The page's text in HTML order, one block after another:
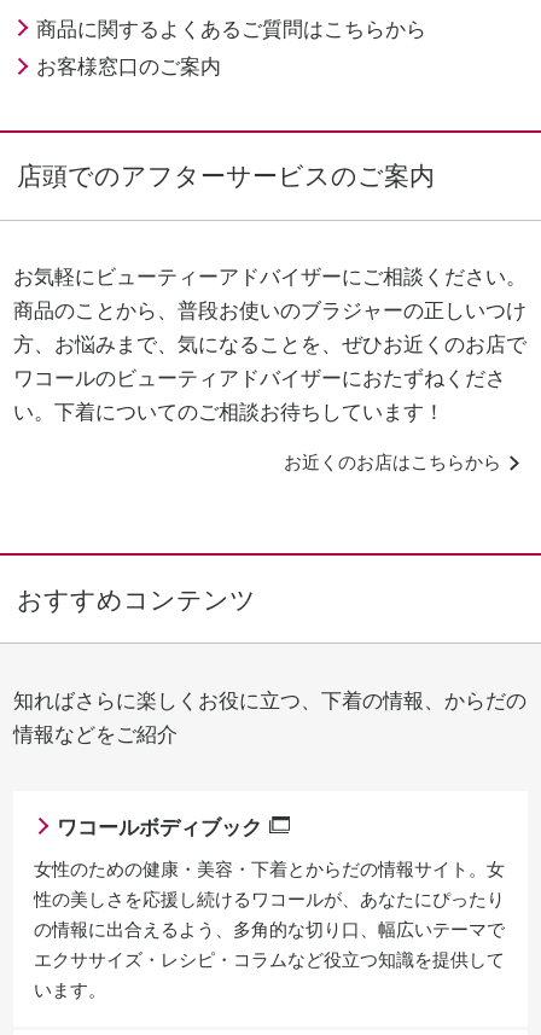
商品に関するよくあるご質問はこちらから
お客様窓口のご案内
店頭でのアフターサービスのご案内
お気軽にビューティーアドバイザーにご相談ください。
商品のことから、普段お使いのブラジャーの正しいつけ
方、お悩みまで、気になることを、ぜひお近くのお店で
ワコールのビューティアドバイザーにおたずねくださ
い。 下着についてのご相談お待ちしています！
お近くのお店はこちらから
おすすめコンテンツ
知ればさらに楽しくお役に立つ、下着の情報、からだの
情報などをご紹介
ワコールボディブック
女性のための健康・美容・下着とからだの情報サイト。女
性の美しさを応援し続けるワコールが、あなたにぴったり
の情報に出合えるよう、多角的な切り口、幅広いテーマで
エクササイズ・レシピ・コラムなど役立つ知識を提供して
います。